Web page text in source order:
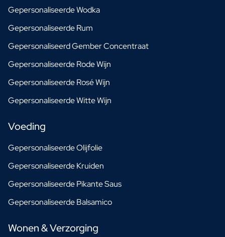
Gepersonaliseerde Wodka
Gepersonaliseerde Rum
Gepersonaliseerd Gember Concentraat
Gepersonaliseerde Rode Wijn
Gepersonaliseerde Rosé Wijn
Gepersonaliseerde Witte Wijn
Voeding
Gepersonaliseerde Olijfolie
Gepersonaliseerde Kruiden
Gepersonaliseerde Pikante Saus
Gepersonaliseerde Balsamico
Wonen & Verzorging